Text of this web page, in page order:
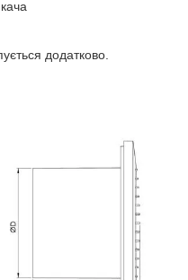
додатково.